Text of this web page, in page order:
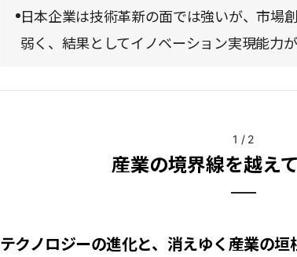
日本企業は技術革新の面では強いが、市場
弱く、結果としてイノベーション実現能力が
1 / 2
産業の境界線を越え
テクノロジーの進化と、消えゆく産業の垣